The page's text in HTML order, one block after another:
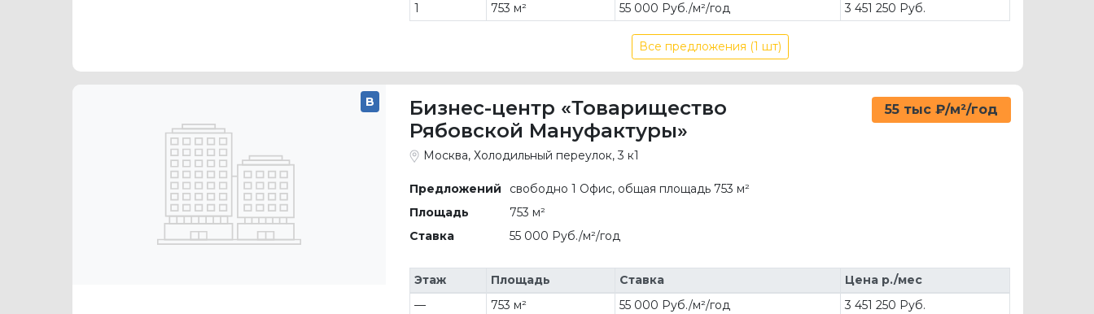
1
753 м² 55 000 Руб./м²/год 3 451 250 Руб.
Все предложения (1 шт)
B
Бизнес-центр «Товарищество
Рябовской Мануфактуры»
55 тыс ₽/м²/год
Москва, Холодильный переулок, 3 к1
Предложений
свободно 1 Офис, общая площадь 753 м²
Площадь
753 м²
Ставка
55 000 Руб./м²/год
Этаж Площадь Ставка
Цена р./мес
—
753 м² 55 000 Руб./м²/год 3 451 250 Руб.